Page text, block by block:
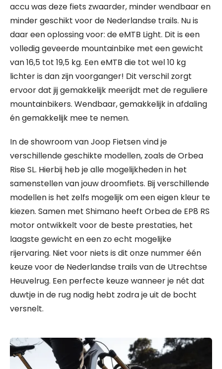
accu was deze fiets zwaarder, minder wendbaar en
minder geschikt voor de Nederlandse trails. Nu is
daar een oplossing voor: de eMTB Light. Dit is een
volledig geveerde mountainbike met een gewicht
van 16,5 tot 19,5 kg. Een eMTB die tot wel 10 kg
lichter is dan zijn voorganger! Dit verschil zorgt
ervoor dat jij gemakkelijk meerijdt met de reguliere
mountainbikers. Wendbaar, gemakkelijk in afdaling
én gemakkelijk mee te nemen.
In de showroom van Joop Fietsen vind je
verschillende geschikte modellen, zoals de Orbea
Rise SL. Hierbij heb je alle mogelijkheden in het
samenstellen van jouw droomfiets. Bij verschillende
modellen is het zelfs mogelijk om een eigen kleur te
kiezen. Samen met Shimano heeft Orbea de EP8 RS
motor ontwikkelt voor de beste prestaties, het
laagste gewicht en een zo echt mogelijke
rijervaring. Niet voor niets is dit onze nummer één
keuze voor de Nederlandse trails van de Utrechtse
Heuvelrug. Een perfecte keuze wanneer je nét dat
duwtje in de rug nodig hebt zodra je uit de bocht
versnelt.